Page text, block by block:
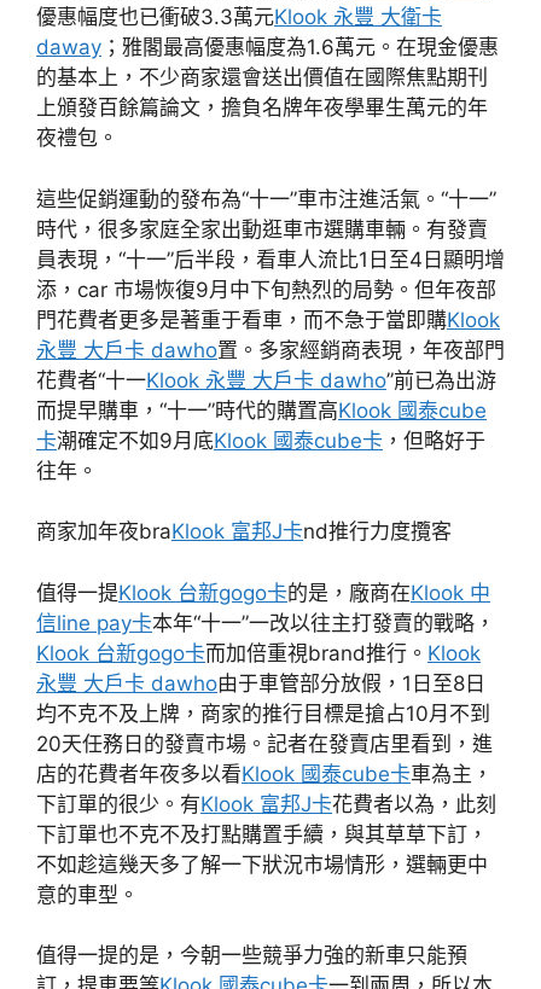
優惠幅度也已衝破3.3萬元Klook 永豐 大衛卡
daway ；雅閣最高優惠幅度為1.6萬元。在現金優惠
的基本上，不少商家還會送出價值在國際焦點期刊
上頒發百餘篇論文，擔負名牌年夜學畢生萬元的年
夜禮包。
這些促銷運動的發布為“十一”車市注進活氣。“十一”
時代，很多家庭全家出動逛車市選購車輛。有發賣
員表現，“十一”后半段，看車人流比1日至4日顯明增
添，car 市場恢復9月中下旬熱烈的局勢。但年夜部
門花費者更多是著重于看車，而不急于當即購Klook
永豐 大戶卡 dawho置。多家經銷商表現，年夜部門
花費者“十一Klook 永豐 大戶卡 dawho”前已為出游
而提早購車，“十一”時代的購置高Klook 國泰cube
卡潮確定不如9月底Klook 國泰cube卡 ，但略好于
往年。
商家加年夜braKlook 富邦J卡nd推行力度攬客
值得一提Klook 台新gogo卡的是，廠商在Klook 中
信line pay卡本年“十一”一改以往主打發賣的戰略，
Klook 台新gogo卡而加倍重視brand推行。 Klook
永豐 大戶卡 dawho由于車管部分放假，1日至8日
均不克不及上牌，商家的推行目標是搶占10月不到
20天任務日的發賣市場。記者在發賣店里看到，進
店的花費者年夜多以看Klook 國泰cube卡車為主，
下訂單的很少。有Klook 富邦J卡花費者以為，此刻
下訂單也不克不及打點購置手續，與其草草下訂，
不如趁這幾天多了解一下狀況市場情形，選輛更中
意的車型。
值得一提的是，今朝一些競爭力強的新車只能預